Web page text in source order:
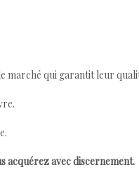
marché qui garantit leur
acquérez avec discernement.